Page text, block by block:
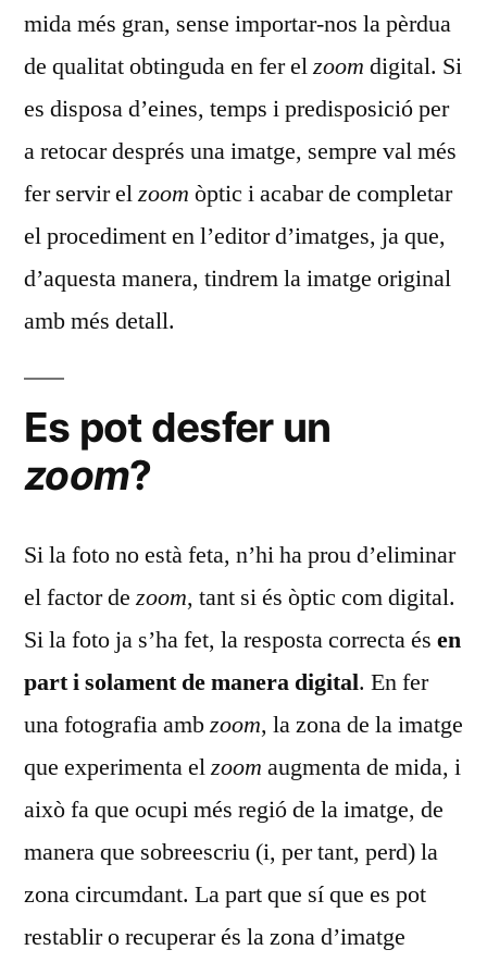
mida més gran, sense importar-nos la pèrdua
de qualitat obtinguda en fer elzoom digital. Si
es disposa d’eines, temps i predisposició per
a retocar després una imatge, sempre val més
fer servir elzoom òptic i acabar de completar
el procediment en l’editor d’imatges, ja que,
d’aquesta manera, tindrem la imatge original
amb més detall.
Es pot desfer un
zoom?
Si la foto no està feta, n’hi ha prou d’eliminar
el factor dezoom, tant si és òptic com digital.
Si la foto ja s’ha fet, la resposta correcta és en
part i solament de manera digital. En fer
una fotografia ambzoom, la zona de la imatge
que experimenta elzoom augmenta de mida, i
això fa que ocupi més regió de la imatge, de
manera que sobreescriu (i, per tant, perd) la
zona circumdant. La part que sí que es pot
restablir o recuperar és la zona d’imatge